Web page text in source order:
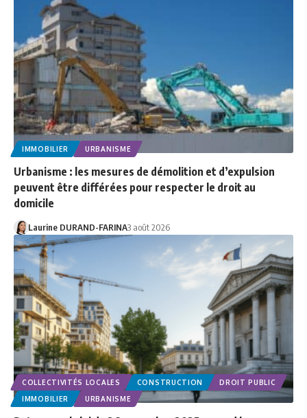
IMMOBILIER URBANISME
Urbanisme : les mesures de démolition et d’expulsion
peuvent être différées pour respecter le droit au
domicile
Laurine DURAND-FARINA3 août 2026
COLLECTIVITÉS LOCALES CONSTRUCTION
DROIT PUBLIC
IMMOBILIER
URBANISME